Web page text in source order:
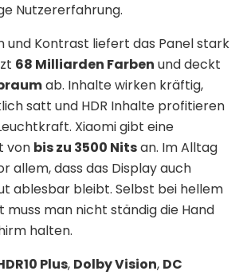
Nutzererfahrung.
und Kontrast liefert das Panel stark
68 Milliarden Farben und deckt
ab. Inhalte wirken kräftig,
satt und HDR Inhalte profitieren
Xiaomi gibt eine
von bis zu 3500 Nitsan. Im Alltag
allem, dass das Display auch
ablesbar bleibt. Selbst bei hellem
muss man nicht ständig die Hand
halten.
Plus, Dolby Vision, DC